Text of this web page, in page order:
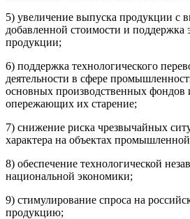
5) увеличение выпуска продукции с
добавленной стоимости и поддержка
продукции;
6) поддержка технологического
деятельности в сфере
основных производственных фондов
опережающих их старение;
7) снижение риска чрезвычайных
характера на объектах
8) обеспечение технологической
национальной экономики;
9) стимулирование спроса на
продукцию;